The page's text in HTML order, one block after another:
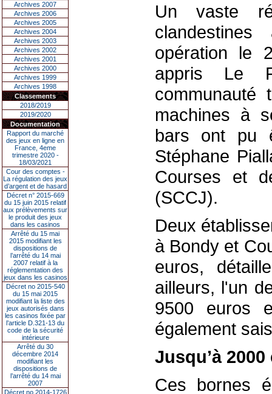
Archives 2007
Archives 2006
Archives 2005
Archives 2004
Archives 2003
Archives 2002
Archives 2001
Archives 2000
Archives 1999
Archives 1998
Classements
2018/2019
2019/2020
Documentation
Rapport du marché
des jeux en ligne en
France, 4eme
trimestre 2020 -
18/03/2021
Cour des comptes -
La régulation des jeux
d’argent et de hasard
Décret n° 2015-669
du 15 juin 2015 relatif
aux prélèvements sur
le produit des jeux
dans les casinos
Arrêté du 15 mai
2015 modifiant les
dispositions de
l’arrêté du 14 mai
2007 relatif à la
réglementation des
jeux dans les casinos
Décret no 2015-540
du 15 mai 2015
modifiant la liste des
jeux autorisés dans
les casinos fixée par
l’article D.321-13 du
code de la sécurité
intérieure
Arrêté du 30
décembre 2014
modifiant les
dispositions de
l’arrêté du 14 mai
2007
Décret no 2014-1726
Un vaste
opération le
appris Le
machines à
bars ont pu
Stéphane
Courses et
(SCCJ).
Deux
à Bondy et
euros,
ailleurs, l'un
9500 euros
également
Jusqu’à
Ces bornes